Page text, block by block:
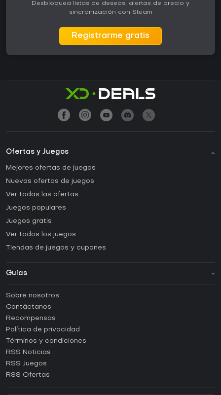
Desbloquea listas de deseos, alertas de precio y
sincronización con Steam
Registrarme gratis
Ofertas y Juegos
Mejores ofertas de juegos
Nuevas ofertas de juegos
Ver todas las ofertas
Juegos populares
Juegos gratis
Ver todos los juegos
Tiendas de juegos y cupones
Guías
Guías y tutoriales
¿Cómo activar una CD Key de Steam?
¿Cómo activar una CD Key de Epic Games?
¿Cómo activar una CD Key de GOG?
¿Cómo activar una CD Key de Ubisoft Connect?
Sobre nosotros
Contáctanos
Recompensas
Política de privacidad
Términos y condiciones
RSS Noticias
RSS Juegos
RSS Ofertas